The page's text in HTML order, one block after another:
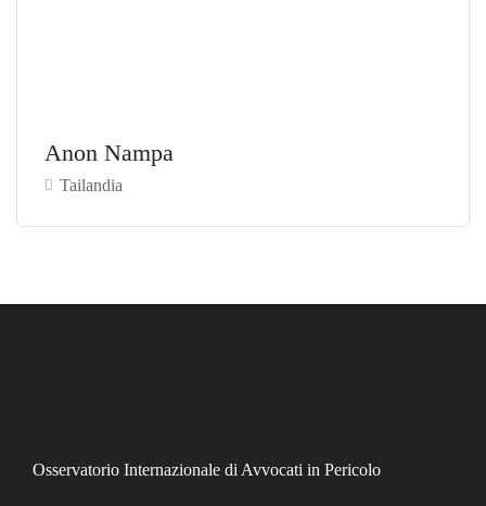
Anon Nampa
Tailandia
Osservatorio Internazionale di Avvocati in Pericolo